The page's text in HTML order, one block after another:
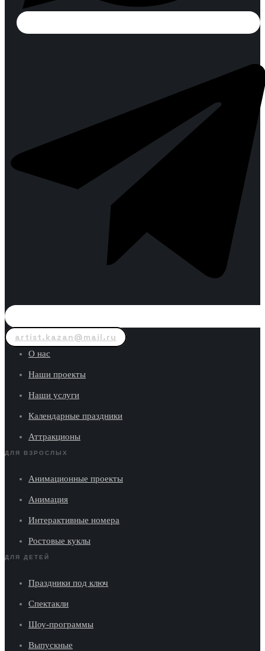
artist.kazan@mail.ru
О нас
Наши проекты
Наши услуги
Календарные праздники
Аттракционы
ДЛЯ ВЗРОСЛЫХ
Анимационные проекты
Анимация
Интерактивные номера
Ростовые куклы
ДЛЯ ДЕТЕЙ
Праздники под ключ
Спектакли
Шоу-программы
Выпускные